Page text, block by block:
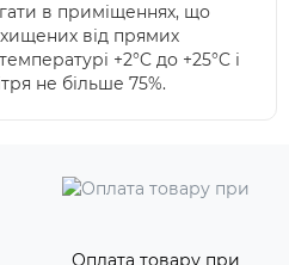
в приміщеннях, що
від прямих
+2°C до +25°C і
не більше 75%.
Оплата товару при